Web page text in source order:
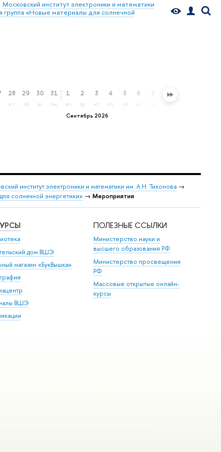
Московский институт электроники и математики
группа «Новые материалы для солнечной
28
пт
29
сб
30
вс
31
пн
Сентябрь 2026
1
вт
2
ср
3
чт
4
пт
5
сб
6 7 8
институт электроники и математики им. А.Н. Тихонова →
солнечной энергетики» → Мероприятия
дом ВШЭ
магазин «БукВышка»
ВШЭ
ПОЛЕЗНЫЕ ССЫЛКИ
Министерство науки и
высшего образования РФ
Министерство просвещения
РФ
Массовые открытые онлайн-
курсы